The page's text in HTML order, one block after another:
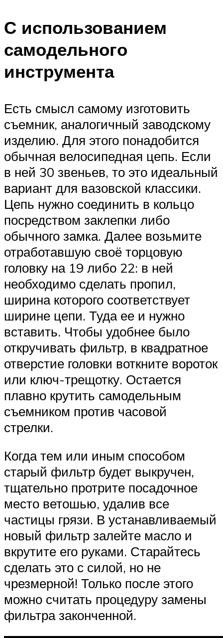
С использованием
самодельного
инструмента
Есть смысл самому изготовить
съемник, аналогичный заводскому
изделию. Для этого понадобится
обычная велосипедная цепь. Если
в ней 30 звеньев, то это идеальный
вариант для вазовской классики.
Цепь нужно соединить в кольцо
посредством заклепки либо
обычного замка. Далее возьмите
отработавшую своё торцовую
головку на 19 либо 22: в ней
необходимо сделать пропил,
ширина которого соответствует
ширине цепи. Туда ее и нужно
вставить. Чтобы удобнее было
откручивать фильтр, в квадратное
отверстие головки воткните вороток
или ключ-трещотку. Остается
плавно крутить самодельным
съемником против часовой
стрелки.
Когда тем или иным способом
старый фильтр будет выкручен,
тщательно протрите посадочное
место ветошью, удалив все
частицы грязи. В устанавливаемый
новый фильтр залейте масло и
вкрутите его руками. Старайтесь
сделать это с силой, но не
чрезмерной! Только после этого
можно считать процедуру замены
фильтра законченной.